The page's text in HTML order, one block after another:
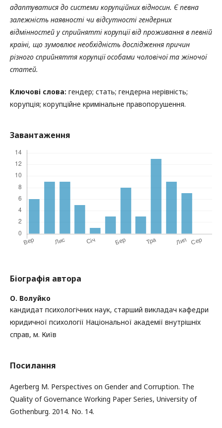
адаптуватися до системи корупційних відносин. Є певна
залежність наявності чи відсутності гендерних
відмінностей у сприйнятті корупції від проживання в певній
країні, що зумовлює необхідність дослідження причин
різного сприйняття корупції особами чоловічої та жіночої
статей.
Ключові слова: гендер; стать; гендерна нерівність;
корупція; корупційне кримінальне правопорушення.
Завантаження
Біографія автора
О. Волуйко
кандидат психологічних наук, старший викладач кафедри
юридичної психології Національної академії внутрішніх
справ, м. Київ
Посилання
Agerberg M. Perspectives on Gender and Corruption. The
Quality of Governance Working Paper Series, University of
Gothenburg. 2014. No. 14.